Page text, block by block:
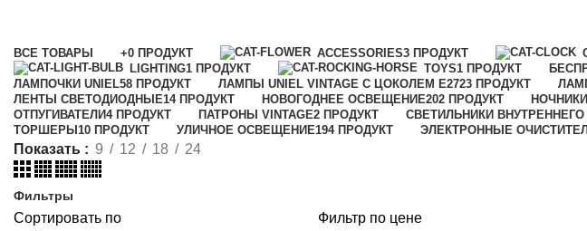
ВСЕ ТОВАРЫ +0 ПРОДУКТ ACCESSORIES3 ПРОДУКТ
LIGHTING1 ПРОДУКТ TOYS1 ПРОДУКТ
ЛАМПОЧКИ UNIEL58 ПРОДУКТ ЛАМПЫ UNIEL VINTAGE С ЦОКОЛЕМ Е2723 ПРОДУКТ
ЛЕНТЫ СВЕТОДИОДНЫЕ14 ПРОДУКТ НОВОГОДНЕЕ ОСВЕЩЕНИЕ202 ПРОДУКТ НОЧНИКИ
ОТПУГИВАТЕЛИ4 ПРОДУКТ ПАТРОНЫ VINTAGE2 ПРОДУКТ СВЕТИЛЬНИКИ
ТОРШЕРЫ10 ПРОДУКТ УЛИЧНОЕ ОСВЕЩЕНИЕ194 ПРОДУКТ ЭЛЕКТРОННЫЕ
Показать 9 12 18 24
Фильтры
Сортировать по
Фильтр по цене